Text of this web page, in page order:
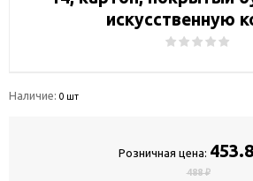
искусственную
Наличие: 0 шт
Розничная цена:
488 ₽